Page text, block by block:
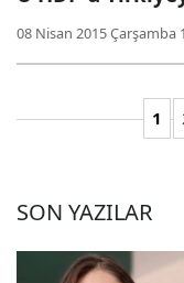
08 Nisan 2015 Çarşamba
1
SON YAZILAR